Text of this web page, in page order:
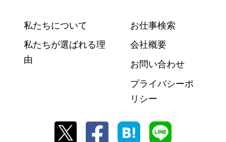
私たちについて
私たちが選ばれる理
由
お仕事検索
会社概要
お問い合わせ
プライバシーポ
リシー